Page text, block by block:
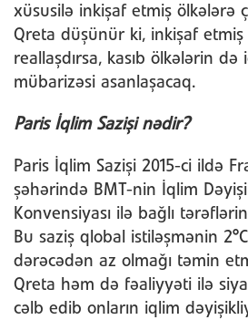
xüsusilə inkişaf etmiş ölkələrə
Qreta düşünür ki, inkişaf
reallaşdırsa, kasıb ölkələrin
mübarizəsi asanlaşacaq.
Paris İqlim Sazişi nədir?
Paris İqlim Sazişi 2015-ci ildə
şəhərində BMT-nin İqlim
Konvensiyası ilə bağlı
Bu saziş qlobal istiləşmənin
dərəcədən az olmağı təmin
Qreta həm də fəaliyyəti ilə
cəlb edib onların iqlim